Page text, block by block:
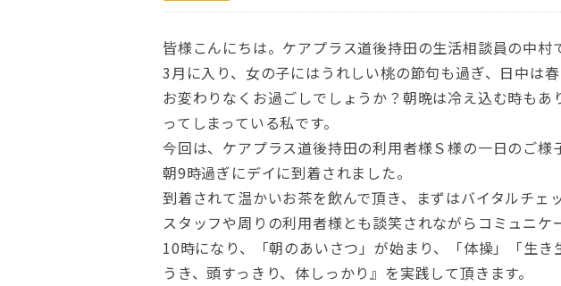
皆様こんにちは。ケアプラス道後持田の生活相談員の中村で
3月に入り、女の子にはうれしい桃の節句も過ぎ、日中は
お変わりなくお過ごしでしょうか？朝晩は冷え込む時も
ってしまっている私です。
今回は、ケアプラス道後持田の利用者様Ｓ様の一日のご様
朝9時過ぎにデイに到着されました。
到着されて温かいお茶を飲んで頂き、まずはバイタルチェッ
スタッフや周りの利用者様とも談笑されながらコミュニケ
10時になり、「朝のあいさつ」が始まり、「体操」「生
うき、頭すっきり、体しっかり』を実践して頂きます。